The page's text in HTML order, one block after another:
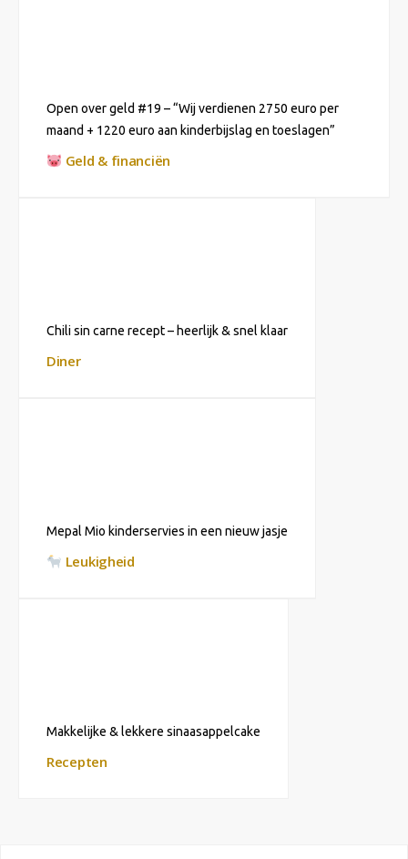
Open over geld #19 – “Wij verdienen 2750 euro per
maand + 1220 euro aan kinderbijslag en toeslagen”
Geld & financiën
Chili sin carne recept – heerlijk & snel klaar
Diner
Mepal Mio kinderservies in een nieuw jasje
Leukigheid
Makkelijke & lekkere sinaasappelcake
Recepten